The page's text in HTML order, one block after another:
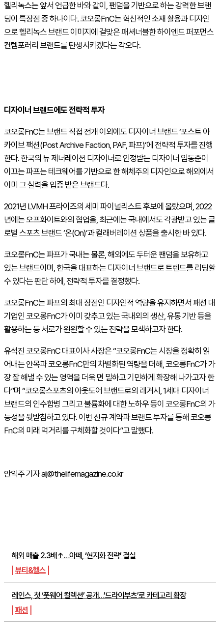
해외 매출 2.3배↑…아떼, ‘현지화 전략’ 결실
뷰티&헬스
레인스, 첫 ‘풋웨어 컬렉션’ 공개…’드라이부츠’로 카테고리 확장
패션
헬리녹스는 앞서 언급한 바와 같이, 팬덤을 기반으로 하는 강력한 브랜
딩이 특장점 중 하나이다. 코오롱FnC는 혁신적인 소재 활용과 디자인
으로 헬리녹스 브랜드 이미지에 걸맞은 패셔너블한 하이엔드 퍼포먼스
컨템포러리 브랜드를 탄생시키겠다는 각오다.
디자이너 브랜드에도 전략적 투자
코오롱FnC는 브랜드 직접 전개 이외에도 디자이너 브랜드 ‘포스트 아
카이브 팩션(Post Archive Faction, PAF, 파프)’에 전략적 투자를 진행
한다. 한국의 뉴 제너레이션 디자이너로 인정받는 디자이너 임동준이
이끄는 파프는 테크웨어를 기반으로 한 해체주의 디자인으로 해외에서
이미 그 실력을 입증 받은 브랜드다.
2021년 LVMH 프라이즈의 세미 파이널리스트 후보에 올랐으며, 2022
년에는 오프화이트와의 협업을, 최근에는 국내에서도 각광받고 있는 글
로벌 스포츠 브랜드 ‘온(On)’과 컬래버레이션 상품을 출시한 바 있다.
코오롱FnC는 파프가 국내는 물론, 해외에도 두터운 팬덤을 보유하고
있는 브랜드이며, 한국을 대표하는 디자이너 브랜드로 트렌드를 리딩할
수 있다는 판단 하에, 전략적 투자를 결정했다.
코오롱FnC는 파프의 최대 장점인 디자인적 역량을 유지하면서 패션 대
기업인 코오롱FnC가 이미 갖추고 있는 국내외의 생산, 유통 기반 등을
활용하는 등 서로가 윈윈할 수 있는 전략을 모색하고자 한다.
유석진 코오롱FnC 대표이사 사장은 “코오롱FnC는 시장을 정확히 읽
어내는 안목과 코오롱FnC만의 차별화된 역량을 더해, 코오롱FnC가 가
장 잘 해낼 수 있는 영역을 더욱 면 밀하고 기민하게 확장해 나가고자 한
다”며 “코오롱스포츠의 아웃도어 브랜드로의 래거시, 1세대 디자이너
브랜드의 인수합병 그리고 불륨화에 대한 노하우 등이 코오롱FnC의 가
능성을 뒷받침하고 있다. 이번 신규 계약과 브랜드 투자를 통해 코오롱
FnC의 미래 먹거리를 구체화할 것이다”고 말했다.
안익주 기자 aij@thelifemagazine.co.kr